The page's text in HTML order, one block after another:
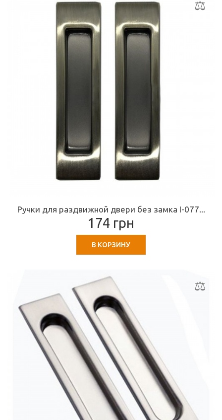
Ручки для раздвижной двери без замка I-077...
174 грн
В КОРЗИНУ